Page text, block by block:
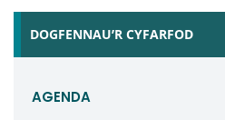
DOGFENNAU’R CYFARFOD
AGENDA